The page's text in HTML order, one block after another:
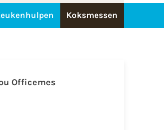
Koksmessen
Officemes